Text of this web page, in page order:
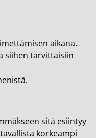
aikana.
siihen tarvittaisiin
sitä esiintyy
korkeampi